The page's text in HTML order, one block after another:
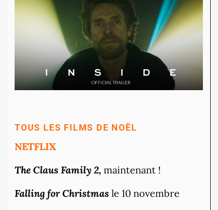
TOUS LES FILMS DE NOËL
NETFLIX
The Claus Family 2, maintenant !
Falling for Christmas le 10 novembre